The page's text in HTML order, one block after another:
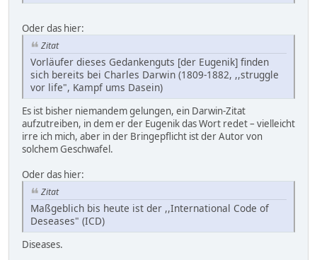
Oder das hier:
Zitat
Vorläufer dieses Gedankenguts [der Eugenik] finden
sich bereits bei Charles Darwin (1809-1882, ,,struggle
vor life", Kampf ums Dasein)
Es ist bisher niemandem gelungen, ein Darwin-Zitat
aufzutreiben, in dem er der Eugenik das Wort redet – vielleicht
irre ich mich, aber in der Bringepflicht ist der Autor von
solchem Geschwafel.
Oder das hier:
Zitat
Maßgeblich bis heute ist der ,,International Code of
Deseases" (ICD)
Diseases.